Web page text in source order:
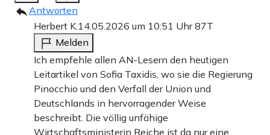
Antworten
Herbert K.14.05.2026 um 10:51 Uhr87T
Melden
Ich empfehle allen AN-Lesern den heutigen
Leitartikel von Sofia Taxidis, wo sie die Regierung
Pinocchio und den Verfall der Union und
Deutschlands in hervorragender Weise
beschreibt. Die völlig unfähige
Wirtschaftsministerin Reiche ist da nur eine